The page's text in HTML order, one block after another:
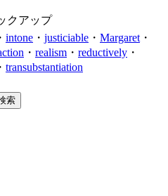
クアップ
・ intone ・ justiciable ・ Margaret ・
・ realism ・ reductively ・
transubstantiation